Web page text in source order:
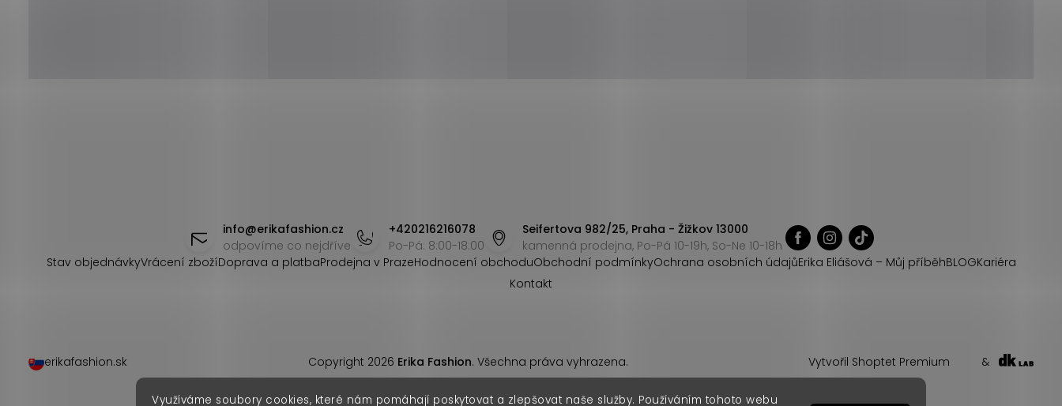
Využíváme soubory cookies, které nám pomáhají poskytovat a zlepšovat naše služby. Používáním tohoto webu
info@erikafashion.cz
odpovíme co nejdříve
+420216216078
Po-Pá: 8:00-18:00
Seifertova 982/25, Praha - Žižkov 13000
kamenná prodejna, Po-Pá 10-19h, So-Ne 10-18h
Stav objednávkyVrácení zbožíDoprava a platbaProdejna v PrazeHodnocení obchoduObchodní podmínkyOchrana osobních údajůErika Eliášová – Můj příběhBLOGKariéra
Kontakt
Vytvořil Shoptet Premium &
Copyright 2026 Erika Fashion. Všechna práva vyhrazena.
erikafashion.sk